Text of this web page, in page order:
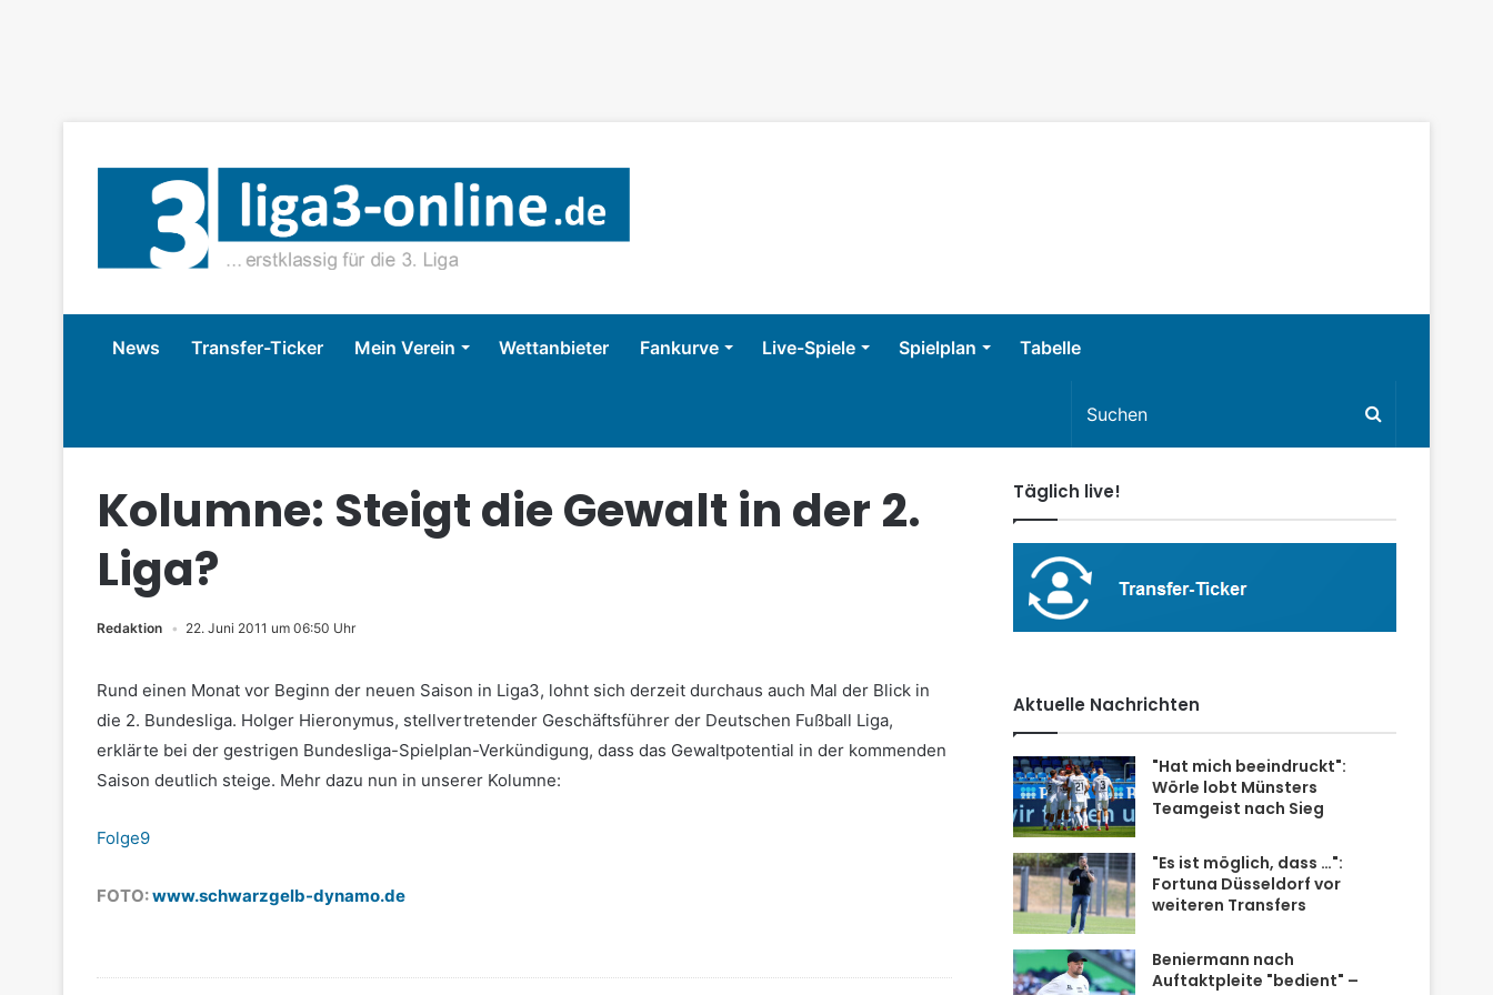
News Transfer-Ticker Mein Verein Wettanbieter Fankurve Live-Spiele Spielplan Tabelle
Kolumne: Steigt die Gewalt in der 2.
Liga?
Redaktion 22. Juni 2011 um 06:50 Uhr
Rund einen Monat vor Beginn der neuen Saison in Liga3, lohnt sich derzeit durchaus auch Mal der Blick in
die 2. Bundesliga. Holger Hieronymus, stellvertretender Geschäftsführer der Deutschen Fußball Liga,
erklärte bei der gestrigen Bundesliga-Spielplan-Verkündigung, dass das Gewaltpotential in der kommenden
Saison deutlich steige. Mehr dazu nun in unserer Kolumne:
Folge9
FOTO:www.schwarzgelb-dynamo.de
Täglich live!
Aktuelle Nachrichten
"Hat mich beeindruckt":
Wörle lobt Münsters
Teamgeist nach Sieg
"Es ist möglich, dass …":
Fortuna Düsseldorf vor
weiteren Transfers
Beniermann nach
Auftaktpleite "bedient" –